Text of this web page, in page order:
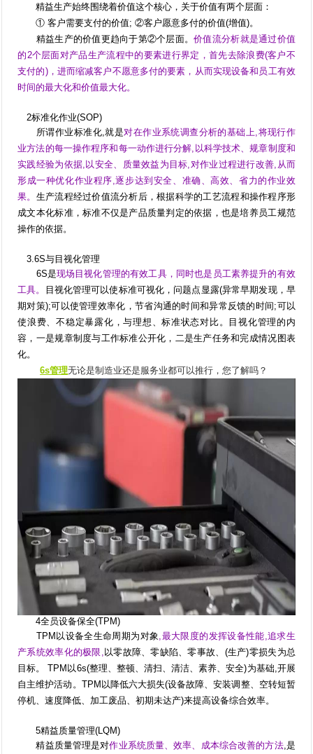
精益生产始终围绕着价值这个核心，关于价值有两个层面：
① 客户需要支付的价值; ②客户愿意多付的价值(增值)。
精益生产的价值更趋向于第②个层面。价值流分析就是通过价值
的2个层面对产品生产流程中的要素进行界定，首先去除浪费(客户不
支付的)，进而缩减客户不愿意多付的要素，从而实现设备和员工有效
时间的最大化和价值最大化。
2标准化作业(SOP)
所谓作业标准化,就是对在作业系统调查分析的基础上,将现行作
业方法的每一操作程序和每一动作进行分解,以科学技术、规章制度和
实践经验为依据,以安全、质量效益为目标,对作业过程进行改善,从而
形成一种优化作业程序,逐步达到安全、准确、高效、省力的作业效
果。 生产流程经过价值流分析后，根据科学的工艺流程和操作程序形
成文本化标准，标准不仅是产品质量判定的依据，也是培养员工规范
操作的依据。
3.6S与目视化管理
6S是现场目视化管理的有效工具，同时也是员工素养提升的有效
工具。
目视化管理可以使标准可视化，问题点显露(异常早期发现，早
期对策);可以使管理效率化，节省沟通的时间和异常反馈的时间;可以
使浪费、不稳定暴露化，与理想、标准状态对比。目视化管理的内
容，一是规章制度与工作标准公开化，二是生产任务和完成情况图表
化。
6s管理无论是制造业还是服务业都可以推行，您了解吗？
4全员设备保全(TPM)
TPM以设备全生命周期为对象 ,最大限度的发挥设备性能,追求生
产系统效率化的极限, 以零故障、零缺陷、零事故、(生产)零损失为总
目标。 TPM以6s(整理、整顿、清扫、清洁、素养、安全)为基础,开展
自主维护活动。TPM以降低六大损失(设备故障、安装调整、空转短暂
停机、速度降低、加工废品、初期未达产)来提高设备综合效率。
5精益质量管理(LQM)
精益质量管理是对作业系统质量、效率、成本综合改善的方法,是